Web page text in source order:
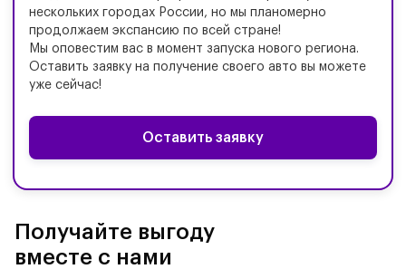
нескольких городах России, но мы планомерно
продолжаем экспансию по всей стране!
Мы оповестим вас в момент запуска нового региона.
Оставить заявку на получение своего авто вы можете
уже сейчас!
Оставить заявку
Получайте выгоду
вместе с нами